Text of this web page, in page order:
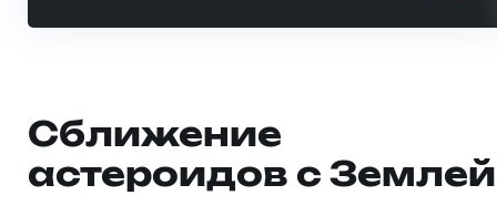
Сближение
астероидов с Землей